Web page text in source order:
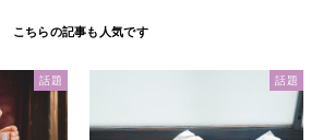
話題 話題